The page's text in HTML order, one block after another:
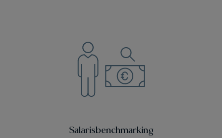
Salarisbenchmarking